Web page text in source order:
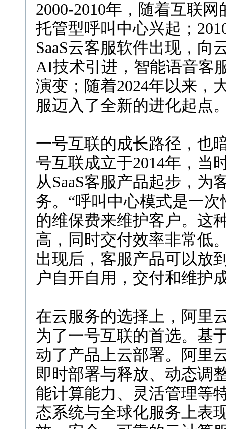
2000-2010年，随着互联
托管型呼叫中心兴起；
SaaS云客服软件出现，向
AI技术引进，智能语音客
演变；随着2024年以来，
服迈入了全新的进化起点
一号互联的成长路径，也
号互联成立于2014年，当
从SaaS客服产品起步，为
务。“呼叫中心模式是一
的维保费来维护客户。这
高，同时交付效率非常低
出现后，客服产品可以放
户自开自用，交付和维护
在云服务的选择上，阿里
为了一号互联的首选。基
动了产品上云部署。阿里
即时部署与释放、动态调
能计算能力、灵活管理等
态系统与全球化服务上表